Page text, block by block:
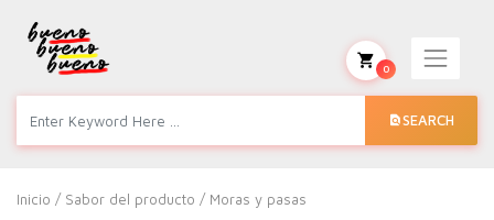
SEARCH
0
Inicio / Sabor del producto / Moras y pasas